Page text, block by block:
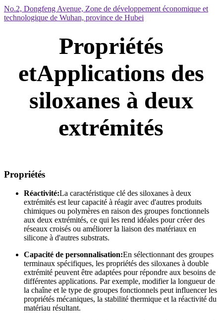
No.2, Dongfeng Avenue, Zone de développement économique et
technologique de Wuhan, province de Hubei
Propriétés
etApplications des
siloxanes à deux
extrémités
Propriétés
Réactivité:La caractéristique clé des siloxanes à deux
extrémités est leur capacité à réagir avec d'autres produits
chimiques ou polymères en raison des groupes fonctionnels
aux deux extrémités, ce qui les rend idéales pour créer des
réseaux croisés ou améliorer la liaison des matériaux en
silicone à d'autres substrats.
Capacité de personnalisation:En sélectionnant des groupes
terminaux spécifiques, les propriétés des siloxanes à double
extrémité peuvent être adaptées pour répondre aux besoins de
différentes applications. Par exemple, modifier la longueur de
la chaîne et le type de groupes fonctionnels peut influencer les
propriétés mécaniques, la stabilité thermique et la réactivité du
matériau résultant.